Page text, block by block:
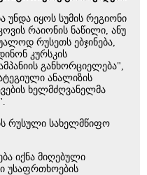
უნდა იყოს სუმის რეგიონი
რაიონის ნაწილი, ანუ
რუსეთს ებჯინება,
კურსკის
განხორციელება",
ანალიზის
ხელმძღვანელმა
რუსული სახელმწიფო
იქნა მიღებული
უსაფრთხოების